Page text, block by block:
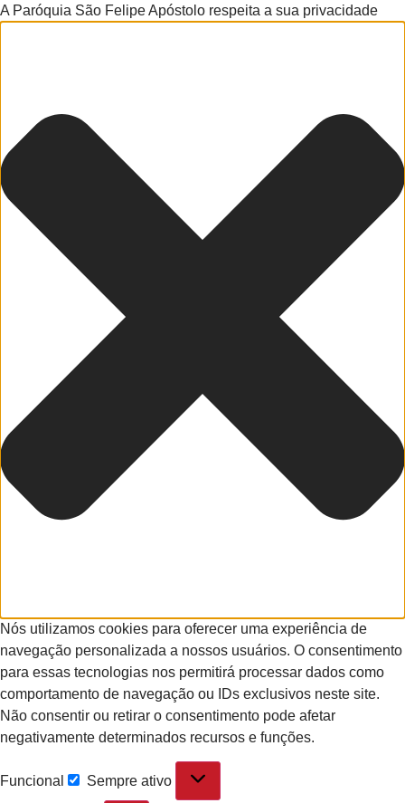
A Paróquia São Felipe Apóstolo respeita a sua privacidade
Nós utilizamos cookies para oferecer uma experiência de
navegação personalizada a nossos usuários. O consentimento
para essas tecnologias nos permitirá processar dados como
comportamento de navegação ou IDs exclusivos neste site.
Não consentir ou retirar o consentimento pode afetar
negativamente determinados recursos e funções.
Funcional Sempre ativo